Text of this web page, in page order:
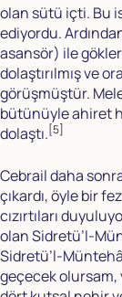
olan sütü içti. Bu
ediyordu.
asansör) ile
dolaştırılmış ve
görüşmüştür.
bütünüyle ahiret
dolaştı.[5]
Cebrail daha
çıkardı, öyle bir
cızırtıları
olan Sidretü’l-
Sidretü’l-
geçecek olursam,